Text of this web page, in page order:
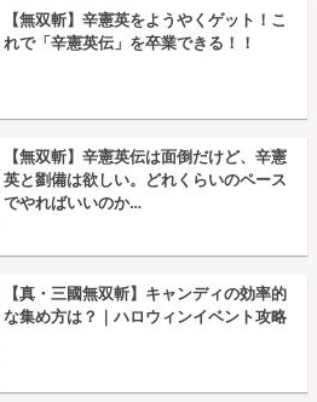
【無双斬】辛憲英をようやくゲット！こ
れで「辛憲英伝」を卒業できる！！
【無双斬】辛憲英伝は面倒だけど、辛憲
英と劉備は欲しい。どれくらいのペース
でやればいいのか…
【真・三國無双斬】キャンディの効率的
な集め方は？｜ハロウィンイベント攻略